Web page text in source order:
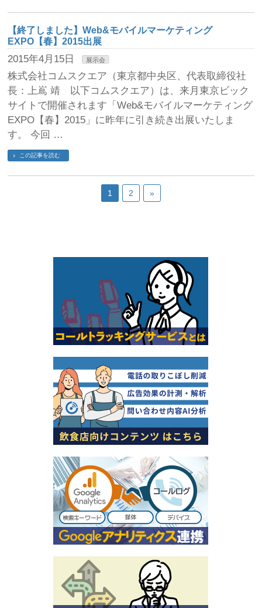
【終了しました】Web&モバイルマーケティング
EXPO【春】2015出展
2015年4月15日 展示会
株式会社コムスクエア（東京都中央区、代表取締役社
長：上嶌 靖 以下コムスクエア）は、来月東京ビック
サイトで開催されます「Web&モバイルマーケティング
EXPO【春】2015」に昨年に引き続き出展いたしま
す。 今回 …
この記事を読む
1 2 »